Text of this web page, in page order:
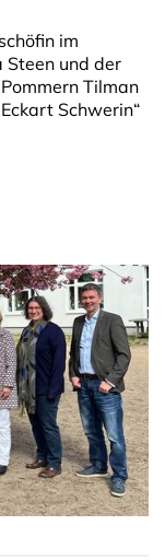
im
Steen und der
Tilman
Schwerin“